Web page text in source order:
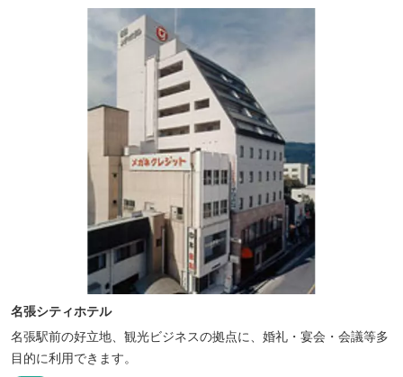
などがタイムリーにチェックできます。
名張シティホテル
名張駅前の好立地、観光ビジネスの拠点に、婚礼・宴会・会議等多
目的に利用できます。